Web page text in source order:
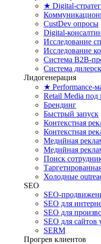
★ Digital-
CustDev опросы
Digital-
Исследование
Исследование
Система B2B-
Система
Лидогенерация
★ Performance-
Retail Media под
Брендинг
Быстрый запуск
Контекстная
Контекстная
Медийная
Медийная
Поиск
Холодные
SEO
SEO-
SEO для
SEO для
SEO для сайтов
SERM
Прогрев клиентов